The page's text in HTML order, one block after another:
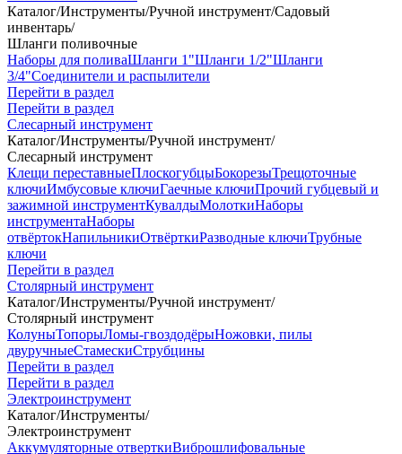
Каталог/Инструменты/Ручной инструмент/Садовый
инвентарь/
Шланги поливочные
Наборы для поливаШланги 1"Шланги 1/2"Шланги
3/4"Соединители и распылители
Перейти в раздел
Перейти в раздел
Слесарный инструмент
Каталог/Инструменты/Ручной инструмент/
Слесарный инструмент
Клещи переставныеПлоскогубцыБокорезыТрещоточные
ключиИмбусовые ключиГаечные ключиПрочий губцевый и
зажимной инструментКувалдыМолоткиНаборы
инструментаНаборы
отвёртокНапильникиОтвёрткиРазводные ключиТрубные
ключи
Перейти в раздел
Столярный инструмент
Каталог/Инструменты/Ручной инструмент/
Столярный инструмент
КолуныТопорыЛомы-гвоздодёрыНожовки, пилы
двуручныеСтамескиСтрубцины
Перейти в раздел
Перейти в раздел
Электроинструмент
Каталог/Инструменты/
Электроинструмент
Аккумуляторные отверткиВиброшлифовальные